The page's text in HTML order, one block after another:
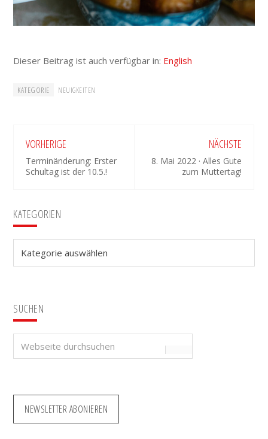
Dieser Beitrag ist auch verfügbar in: English
KATEGORIE NEUIGKEITEN
VORHERIGE
Terminänderung: Erster
Schultag ist der 10.5.!
NÄCHSTE
8. Mai 2022 · Alles Gute
zum Muttertag!
Seitenspalte
KATEGORIEN
SUCHEN
Webseite
durchsuchen
NEWSLETTER ABONIEREN